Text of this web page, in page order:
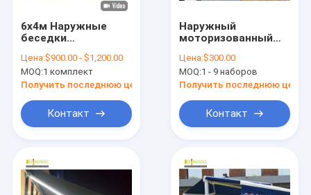
Продукты
6х4м Наружные
беседки
алюминиевые
жалюзи
Цена:$900.00 - $1,200.00
MOQ:1 комплект
Получить последнюю цену
Контакт
Наружный
моторизованный
солнцезащитная
крыша выдвижные
тенты
тенты
Цена:$300.00
MOQ:1 - 9 наборов
Получить последнюю цену
Контакт